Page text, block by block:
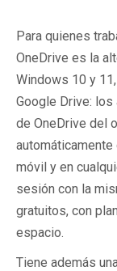
Para quienes
OneDrive es la
Windows 10 y
Google Drive: los
de OneDrive del
móvil y en
sesión con la
gratuitos, con
espacio.
Tiene además